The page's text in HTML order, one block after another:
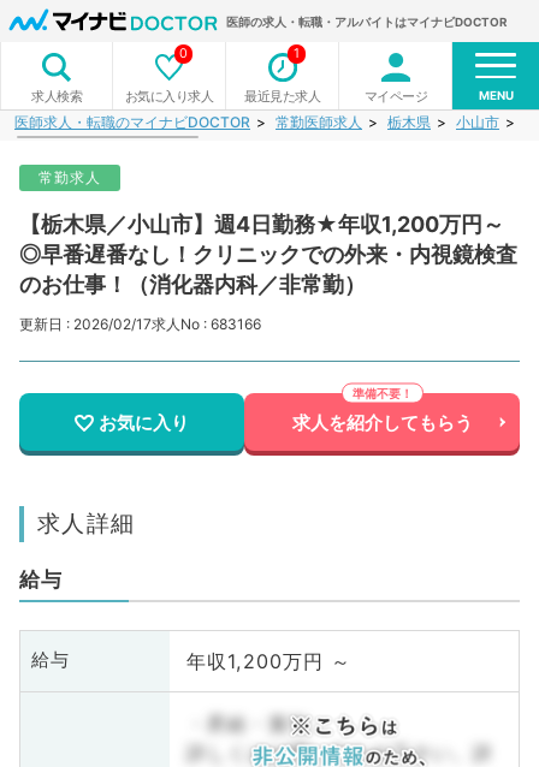
医師の求人・転職・アルバイトはマイナビDOCTOR
求人検索 お気に入り求人
0
最近見た求人
1
マイページ MENU
医師求人・転職のマイナビDOCTOR 常勤医師求人 栃木県 小山市
常勤求人
【栃木県／小山市】週4日勤務★年収1,200万円～
◎早番遅番なし！クリニックでの外来・内視鏡検査
のお仕事！（消化器内科／非常勤）
更新日 : 2026/02/17求人No : 683166
お気に入り 求人を紹介してもらう
求人詳細
給与
給与 年収1,200万円 ～
・昇給・賞与
詳しくはお問い合わせ下さい。詳